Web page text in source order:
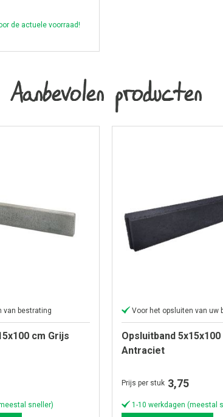
de actuele voorraad!
Aanbevolen producten
van bestrating
cm Grijs
sneller)
Voor het opsluiten van uw
Opsluitband 5x15x100
Antraciet
Prijs per stuk 3,75
1-10 werkdagen (meestal